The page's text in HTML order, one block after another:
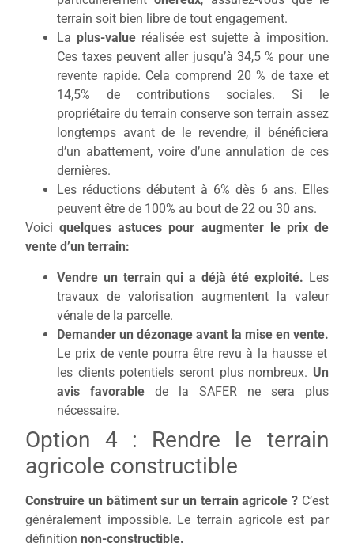
terrain soit bien libre de tout engagement.
La plus-value réalisée est sujette à imposition.
Ces taxes peuvent aller jusqu’à 34,5 % pour une
revente rapide. Cela comprend 20 % de taxe et
14,5% de contributions sociales. Si le
propriétaire du terrain conserve son terrain assez
longtemps avant de le revendre, il bénéficiera
d’un abattement, voire d’une annulation de ces
dernières.
Les réductions débutent à 6% dès 6 ans. Elles
peuvent être de 100% au bout de 22 ou 30 ans.
Voiciquelques astuces pour augmenter le prix de
vente d’un terrain:
Vendre un terrain qui a déjà été exploité. Les
travaux de valorisation augmentent la valeur
vénale de la parcelle.
Demander un dézonage avant la mise en vente.
Le prix de vente pourra être revu à la hausse et
les clients potentiels seront plus nombreux. Un
avis favorable de la SAFER ne sera plus
nécessaire.
Option 4 : Rendre le terrain
agricole constructible
Construire un bâtiment sur un terrain agricole ? C’est
généralement impossible. Le terrain agricole est par
définitionnon-constructible.